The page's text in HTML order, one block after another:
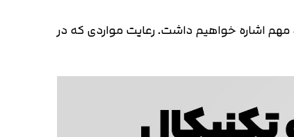
مرتبط با سئو، راه‌های مختلفی برای بهبود سئوی فنی سایت وجود دارد که در ادامه به 12 مورد مهم اشاره خواهیم داشت. رعایت مواردی که در